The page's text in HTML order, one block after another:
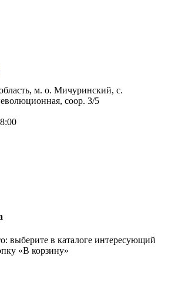
м. о. Мичуринский, с.
соор. 3/5
выберите в каталоге интересующий
«В корзину»